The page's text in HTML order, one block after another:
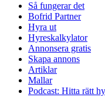
Så fungerar det
Bofrid Partner
Hyra ut
Hyreskalkylator
Annonsera gratis
Skapa annons
Artiklar
Mallar
Podcast: Hitta rätt